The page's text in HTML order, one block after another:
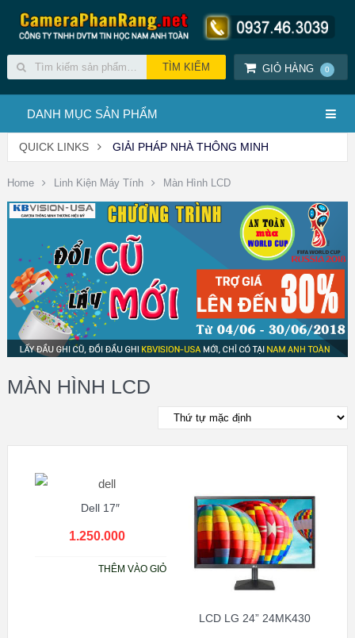
GIỎ HÀNG 0
DANH MỤC SẢN PHẨM
QUICK LINKS GIẢI PHÁP NHÀ THÔNG MINH
Home Linh Kiện Máy Tính Màn Hình LCD
MÀN HÌNH LCD
Dell 17″
1.250.000
THÊM VÀO GIỎ
LCD LG 24” 24MK430